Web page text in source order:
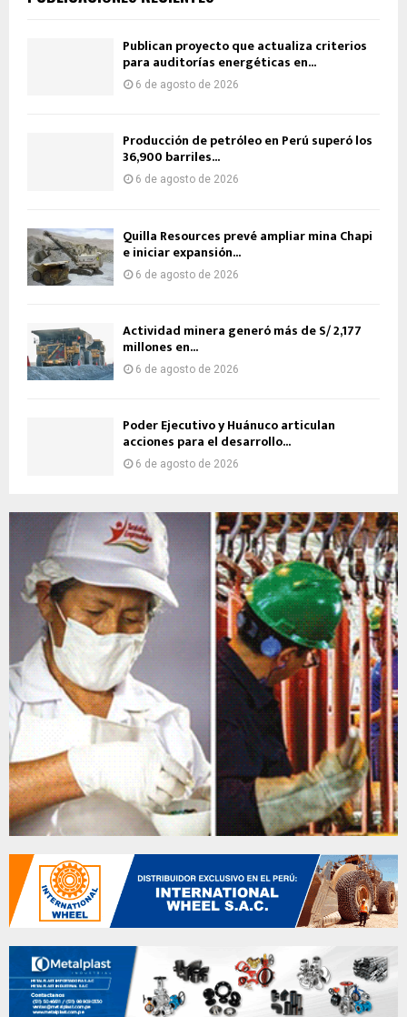
Publican proyecto que actualiza criterios
para auditorías energéticas en...
6 de agosto de 2026
Producción de petróleo en Perú superó los
36,900 barriles...
6 de agosto de 2026
Quilla Resources prevé ampliar mina Chapi
e iniciar expansión...
6 de agosto de 2026
Actividad minera generó más de S/ 2,177
millones en...
6 de agosto de 2026
Poder Ejecutivo y Huánuco articulan
acciones para el desarrollo...
6 de agosto de 2026